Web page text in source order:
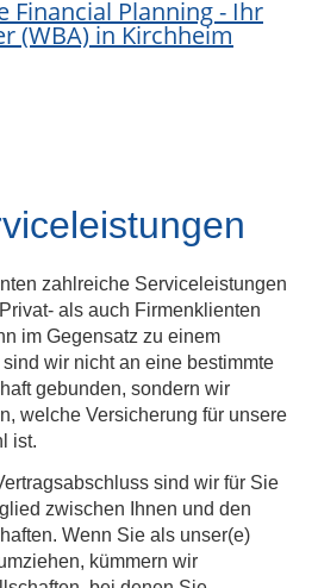
zahlreiche Serviceleistungen
als auch Firmenklienten
im Gegensatz zu einem
wir nicht an eine bestimmte
gebunden, sondern wir
welche Versicherung für unsere
ist.
sind wir für Sie
zwischen Ihnen und den
Wenn Sie als unser(e)
kümmern wir